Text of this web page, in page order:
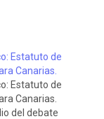
Estatuto de
Canarias.
Estatuto de
Canarias.
del debate